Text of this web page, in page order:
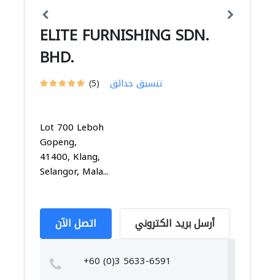
ELITE FURNISHING SDN.
BHD.
(5) تنسيق حدائق
Lot 700 Leboh
Gopeng,
41400, Klang,
Selangor, Mala...
اتصل الآن أرسل بريد الكتروني
+60 (0)3 5633-6591